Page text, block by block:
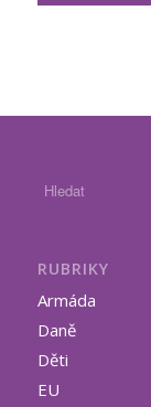
RUBRIKY
Armáda
Daně
Děti
EU